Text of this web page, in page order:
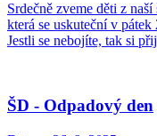
Srdečně zveme děti z
která se uskuteční v
Jestli se nebojíte, tak si
ŠD - Odpadový den